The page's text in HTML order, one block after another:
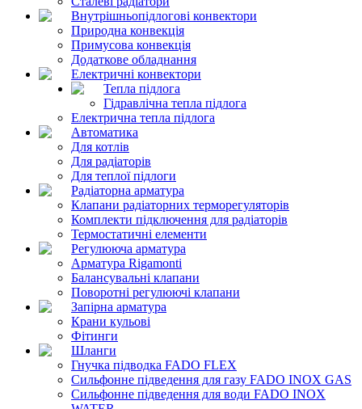
Внутрішньопідлогові конвектори
Природна конвекція
Примусова конвекція
Додаткове обладнання
Електричні конвектори
Тепла підлога
Гідравлічна тепла підлога
Електрична тепла підлога
Автоматика
Для котлів
Для радіаторів
Для теплої підлоги
Радіаторна арматура
Клапани радіаторних терморегуляторів
Комплекти підключення для радіаторів
Термостатичні елементи
Регулююча арматура
Арматура Rigamonti
Балансувальні клапани
Поворотні регулюючі клапани
Запірна арматура
Крани кульові
Фітинги
Шланги
Гнучка підводка FADO FLEX
Сильфонне підведення для газу FADO INOX GAS
Сильфонне підведення для води FADO INOX